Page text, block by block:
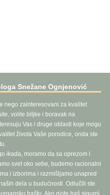
Snežane Ognjenović
nego zainteresovani za kvalitet
volite biljke i boravak na
Vas i druge oblasti koje mogu
života Vaše porodice, onda ste
ikada, moramo da sa oprezom i
svet oko sebe, budemo racionalni
i izborima i razmišljamo unapred
dela u budućnosti. Odlučili ste
baštu. Ako niste baš sigurni